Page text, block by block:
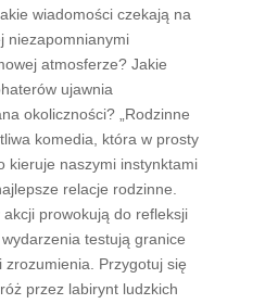
wiadomości czekają na
niezapomnianymi
atmosferze? Jakie
ujawnia
okoliczności? „Rodzinne
komedia, która w prosty
kieruje naszymi instynktami
relacje rodzinne.
prowokują do refleksji
testują granice
zrozumienia. Przygotuj się
przez labirynt ludzkich